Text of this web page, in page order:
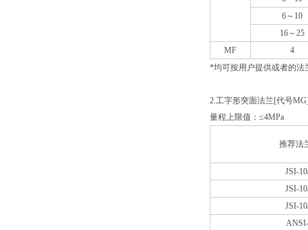
6～10
16～25
MF
4
*均可按用户提供或者的法
2.工字形突面法兰[代号
量程上限值：≤4MPa
推荐法
JSI-
JSI-
JSI-